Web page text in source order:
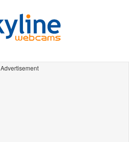
Advertisement